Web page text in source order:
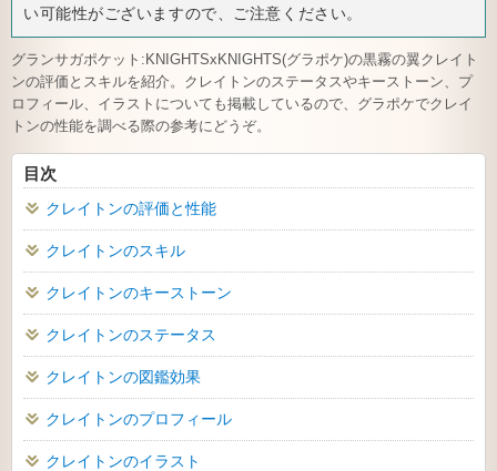
い可能性がございますので、ご注意ください。
グランサガポケット:KNIGHTSxKNIGHTS(グラポケ)の黒霧の翼クレイト
ンの評価とスキルを紹介。クレイトンのステータスやキーストーン、プ
ロフィール、イラストについても掲載しているので、グラポケでクレイ
トンの性能を調べる際の参考にどうぞ。
目次
クレイトンの評価と性能
クレイトンのスキル
クレイトンのキーストーン
クレイトンのステータス
クレイトンの図鑑効果
クレイトンのプロフィール
クレイトンのイラスト